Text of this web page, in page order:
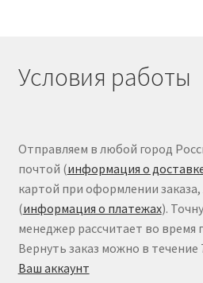
Условия работы
Отправляем в любой город
почтой (информация о
картой при оформлении
(информация о платежах).
менеджер рассчитает во время
Вернуть заказ можно в течение
Ваш аккаунт